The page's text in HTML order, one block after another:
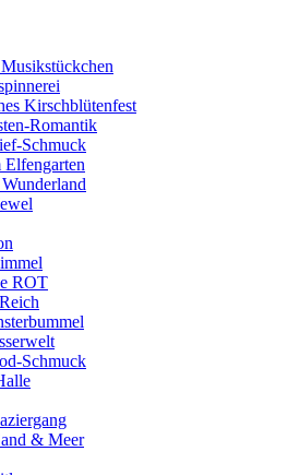
Kirschblütenfest
Romantik
Schmuck
Elfengarten
ROT
Schmuck
& Meer